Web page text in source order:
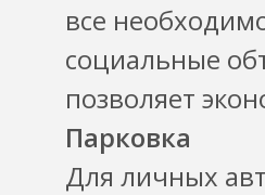
все
социальные
позволяет
Парковка
Для личных